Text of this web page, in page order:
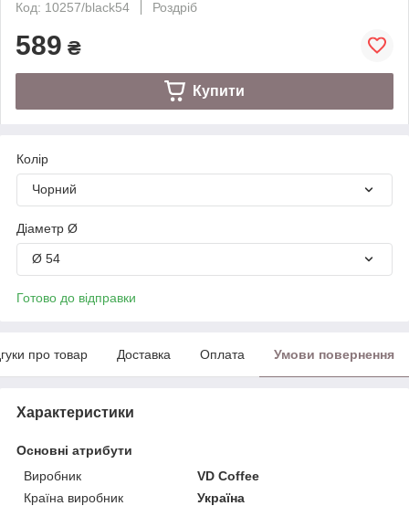
Код: 10257/black54
Роздріб
589 ₴
Купити
Колір
Чорний
Діаметр Ø
Ø 54
Готово до відправки
про товар Доставка Оплата Умови повернення
Характеристики
Основні атрибути
Виробник
VD Coffee
Країна виробник
Україна